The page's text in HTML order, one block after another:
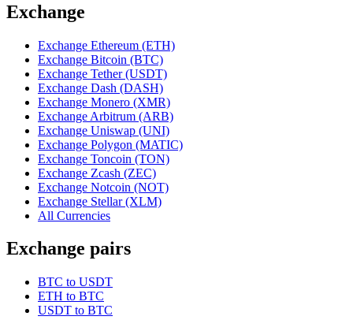
Exchange
Exchange Ethereum (ETH)
Exchange Bitcoin (BTC)
Exchange Tether (USDT)
Exchange Dash (DASH)
Exchange Monero (XMR)
Exchange Arbitrum (ARB)
Exchange Uniswap (UNI)
Exchange Polygon (MATIC)
Exchange Toncoin (TON)
Exchange Zcash (ZEC)
Exchange Notcoin (NOT)
Exchange Stellar (XLM)
All Currencies
Exchange pairs
BTC to USDT
ETH to BTC
USDT to BTC